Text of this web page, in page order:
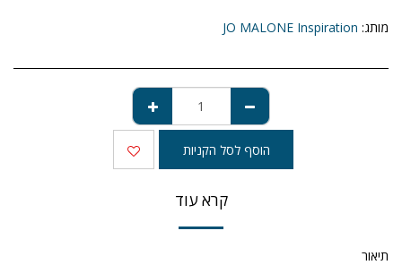
מותג: JO MALONE Inspiration
הוסף לסל הקניות
קרא עוד
תיאור